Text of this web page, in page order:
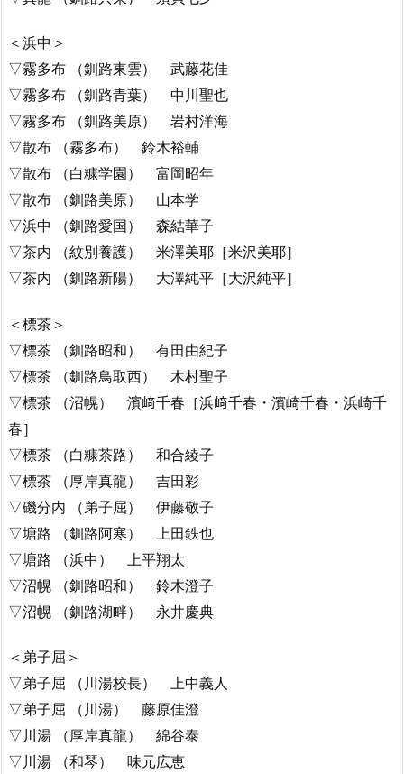
＜浜中＞
▽霧多布 （釧路東雲） 武藤花佳
▽霧多布 （釧路青葉） 中川聖也
▽霧多布 （釧路美原） 岩村洋海
▽散布 （霧多布） 鈴木裕輔
▽散布 （白糠学園） 富岡昭年
▽散布 （釧路美原） 山本学
▽浜中 （釧路愛国） 森結華子
▽茶内 （紋別養護） 米澤美耶［米沢美耶］
▽茶内 （釧路新陽） 大澤純平［大沢純平］
＜標茶＞
▽標茶 （釧路昭和） 有田由紀子
▽標茶 （釧路鳥取西） 木村聖子
▽標茶 （沼幌） 濱﨑千春［浜﨑千春・濱崎千春・浜崎千
春］
▽標茶 （白糠茶路） 和合綾子
▽標茶 （厚岸真龍） 吉田彩
▽磯分内 （弟子屈） 伊藤敬子
▽塘路 （釧路阿寒） 上田鉄也
▽塘路 （浜中） 上平翔太
▽沼幌 （釧路昭和） 鈴木澄子
▽沼幌 （釧路湖畔） 永井慶典
＜弟子屈＞
▽弟子屈 （川湯校長） 上中義人
▽弟子屈 （川湯） 藤原佳澄
▽川湯 （厚岸真龍） 綿谷泰
▽川湯 （和琴） 味元広恵